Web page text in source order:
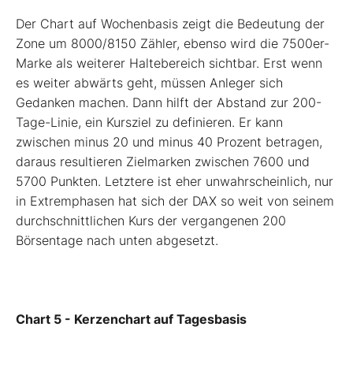
Der Chart auf Wochenbasis zeigt die Bedeutung der
Zone um 8000/8150 Zähler, ebenso wird die 7500er-
Marke als weiterer Haltebereich sichtbar. Erst wenn
es weiter abwärts geht, müssen Anleger sich
Gedanken machen. Dann hilft der Abstand zur 200-
Tage-Linie, ein Kursziel zu definieren. Er kann
zwischen minus 20 und minus 40 Prozent betragen,
daraus resultieren Zielmarken zwischen 7600 und
5700 Punkten. Letztere ist eher unwahrscheinlich, nur
in Extremphasen hat sich der DAX so weit von seinem
durchschnittlichen Kurs der vergangenen 200
Börsentage nach unten abgesetzt.
Chart 5 - Kerzenchart auf Tagesbasis